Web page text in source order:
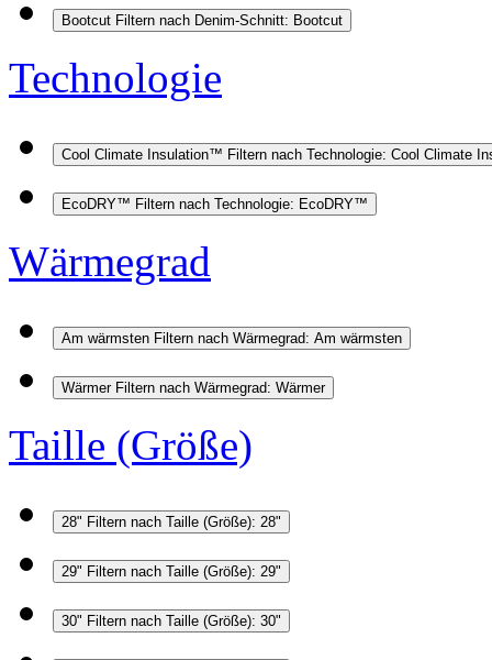
Bootcut Filtern nach Denim-Schnitt: Bootcut
Technologie
Cool Climate Insulation™ Filtern nach Technologie: Cool Climate
EcoDRY™ Filtern nach Technologie: EcoDRY™
Wärmegrad
Am wärmsten Filtern nach Wärmegrad: Am wärmsten
Wärmer Filtern nach Wärmegrad: Wärmer
Taille (Größe)
28" Filtern nach Taille (Größe): 28"
29" Filtern nach Taille (Größe): 29"
30" Filtern nach Taille (Größe): 30"